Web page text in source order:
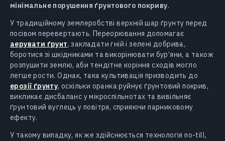
мінімальне порушення ґрунтового покриву.
У традиційному землеробстві верхній шар ґрунту перед
посівом перевертають. Переорювання допомагає
аерувати ґрунт, закладати гній і зелені добрива,
боротися зі шкідниками та викорінювати бур’яни, а також
розпушити землю, аби тендітне коріння сходів могло
легше рости. Однак, така культивація призводить до
ерозії ґрунту, оскільки оранка руйнує ґрунтовий покрив,
викликає дисбаланс у мікроспільнотах та вивільняє
ґрунтовий вуглець у повітря, сприяючи парниковому
ефекту.
У такому випадку, як же здійснюється технологія no-till,